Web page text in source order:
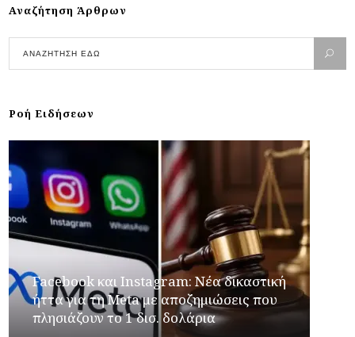
Αναζήτηση Άρθρων
Ροή Ειδήσεων
Facebook και Instagram: Νέα δικαστική
ήττα για τη Meta με αποζημιώσεις που
πλησιάζουν το 1 δισ. δολάρια